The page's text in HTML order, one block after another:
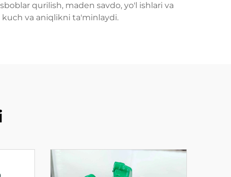
qurilish, maden savdo, yo'l ishlari va
va aniqlikni ta'minlaydi.